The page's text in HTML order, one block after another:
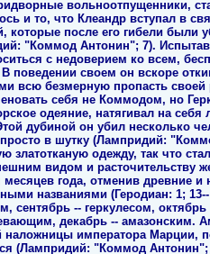
вольноотпущенники,
и то, что Клеандр вступал в
которые после его гибели были
"Коммод Антонин"; 7).
с недоверием ко всем,
поведении своем он вскоре
всю безмерную пропасть своей
себя не Коммодом, но
одеяние, натягивал на
дубиной он убил несколько
просто в шутку (Лампридий:
златотканую одежду, так что
видом и расточительству
месяцев года, отменив древние
названиями (Геродиан: 1;
сентябрь -- геркулесом,
декабрь -- амазонским.
императора Марции,
(Лампридий: "Коммод Антонин";